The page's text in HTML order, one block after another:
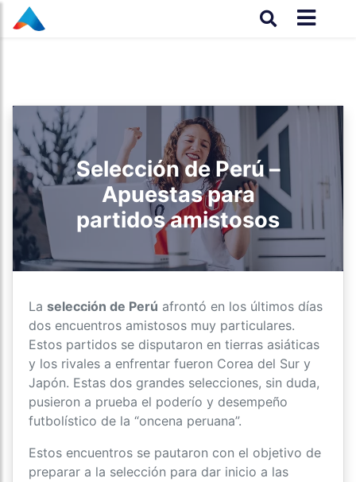
Selección de Perú –
Apuestas para
partidos amistosos
La selección de Perú afrontó en los últimos días
dos encuentros amistosos muy particulares.
Estos partidos se disputaron en tierras asiáticas
y los rivales a enfrentar fueron Corea del Sur y
Japón. Estas dos grandes selecciones, sin duda,
pusieron a prueba el poderío y desempeño
futbolístico de la “oncena peruana”.
Estos encuentros se pautaron con el objetivo de
preparar a la selección para dar inicio a las